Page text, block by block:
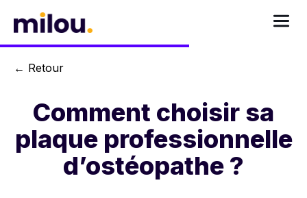
← Retour
Comment choisir sa
plaque professionnelle
d’ostéopathe ?